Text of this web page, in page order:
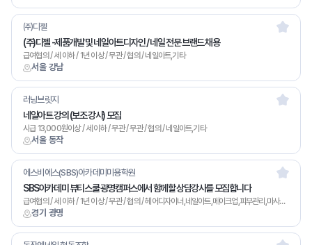
서울 강남
㈜디젤
(주)디젤 -제품개발 및 네일아트디자인 / 네일 전문 브랜드 채용
급여협의 / 세 이하 / 1년 이상 / 무관 / 협의 / 네일아트,기타
서울 동작
러닝브릿지
네일아트 강의 (보조 강사) 모집
시급 13,000원이상 / 세 이하 / 무관 / 무관 / 협의 / 네일아트,기타
경기 광명
에스비에스(SBS)아카데미미용학원
SBS아카데미 뷰티스쿨 광명캠퍼스에서 함께할 상담강사를 모집합니다
급여협의 / 세 이하 / 1년 이상 / 무관 / 협의 / 헤어디자이너,네일아트,메이크업,피부관리,마사지,기타